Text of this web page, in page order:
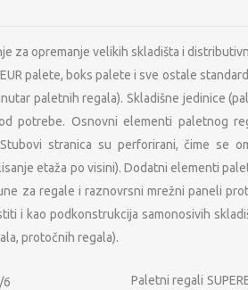
za opremanje velikih skladišta i
palete, boks palete i sve ostale
paletnih regala). Skladišne jedinice
potrebe. Osnovni elementi paletnog
stranica su perforirani, čime se
etaža po visini). Dodatni elementi
za regale i raznovrsni mrežni paneli
i kao podkonstrukcija samonosivih
protočnih regala).
Paletni regali